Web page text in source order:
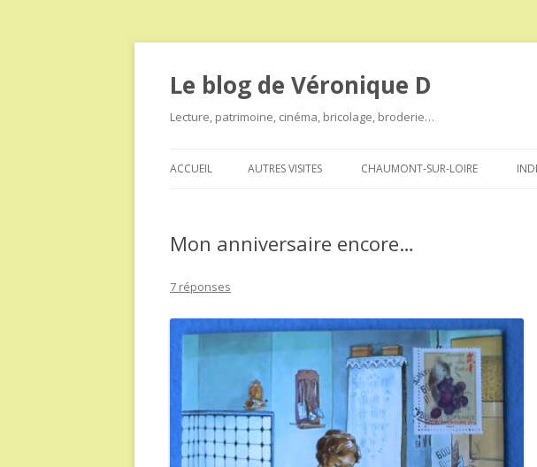
Le blog de Véronique D
Lecture, patrimoine, cinéma, bricolage, broderie…
ACCUEIL AUTRES VISITES CHAUMONT-SUR-LOIRE
Mon anniversaire encore…
7 réponses